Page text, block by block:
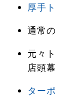
厚手
通常
元々
店頭
ター